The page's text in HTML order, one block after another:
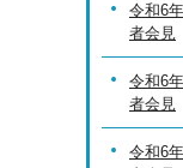
令和6
者会見
令和6
者会見
令和6